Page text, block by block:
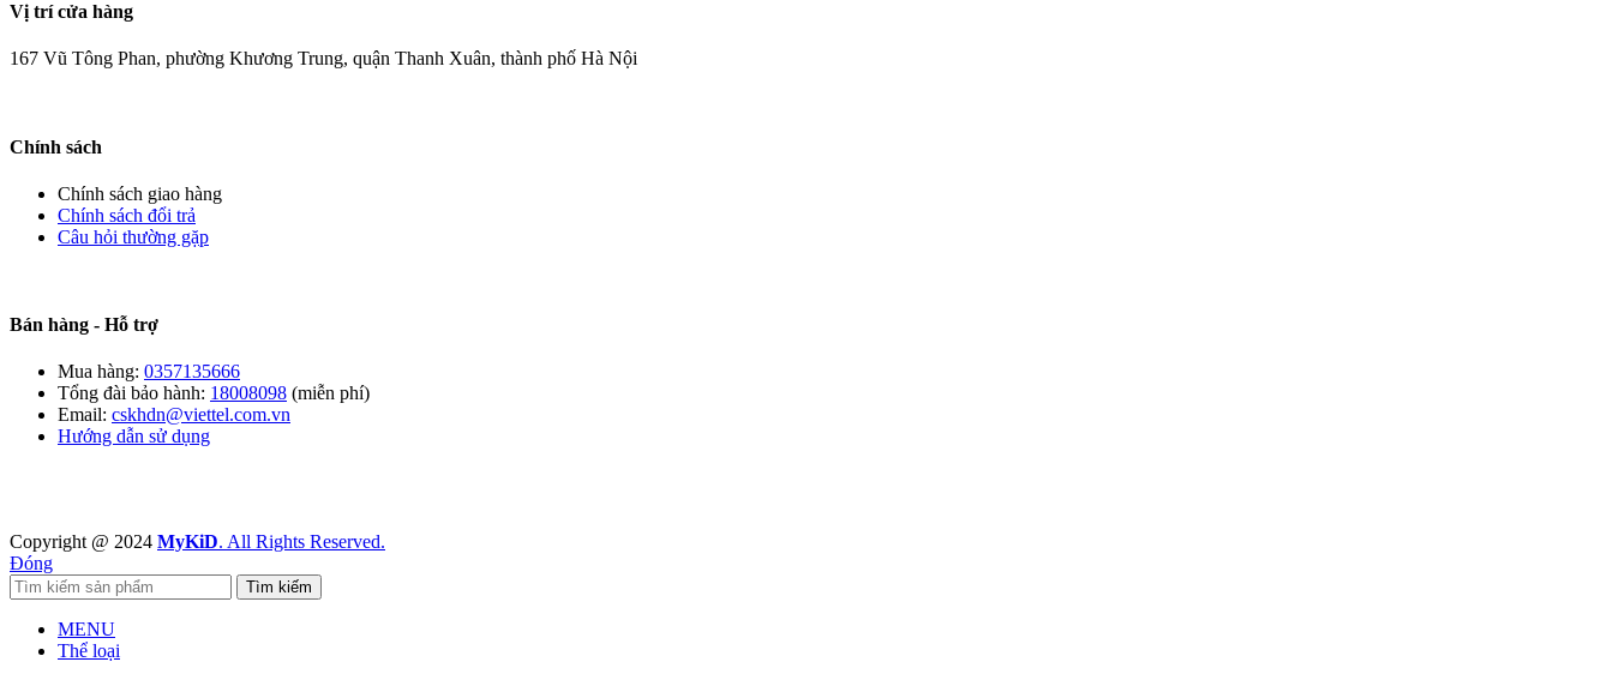
Vị trí cửa hàng
167 Vũ Tông Phan, phường Khương Trung, quận Thanh Xuân, thành phố Hà Nội
Chính sách
Chính sách giao hàng
Chính sách đổi trả
Câu hỏi thường gặp
Bán hàng - Hỗ trợ
Mua hàng: 0357135666
Tổng đài bảo hành: 18008098 (miễn phí)
Email: cskhdn@viettel.com.vn
Hướng dẫn sử dụng
Copyright @ 2024 MyKiD. All Rights Reserved.
Đóng
Tìm kiếm
MENU
Thể loại